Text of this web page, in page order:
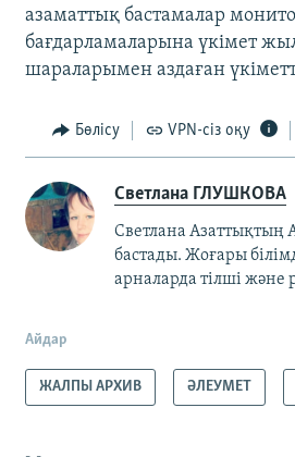
азаматтық бастамалар
бағдарламаларына үкімет
шараларымен аздаған
Бөлісу VPN-сіз оқу
Светлана ГЛУШКОВА
Светлана Азаттықтың
бастады. Жоғары
арналарда тілші және
Айдар
ЖАЛПЫ АРХИВ ӘЛЕУМЕТ